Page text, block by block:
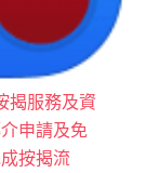
揭服務及資
申請及免
按揭流